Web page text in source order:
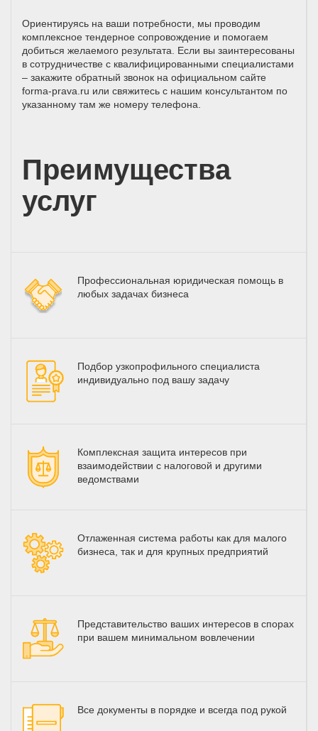
Ориентируясь на ваши потребности, мы проводим
комплексное тендерное сопровождение и помогаем
добиться желаемого результата. Если вы заинтересованы
в сотрудничестве с квалифицированными специалистами
– закажите обратный звонок на официальном сайте
forma-prava.ru или свяжитесь с нашим консультантом по
указанному там же номеру телефона.
Преимущества
услуг
Профессиональная юридическая помощь в
любых задачах бизнеса
Подбор узкопрофильного специалиста
индивидуально под вашу задачу
Комплексная защита интересов при
взаимодействии с налоговой и другими
ведомствами
Отлаженная система работы как для малого
бизнеса, так и для крупных предприятий
Представительство ваших интересов в спорах
при вашем минимальном вовлечении
Все документы в порядке и всегда под рукой